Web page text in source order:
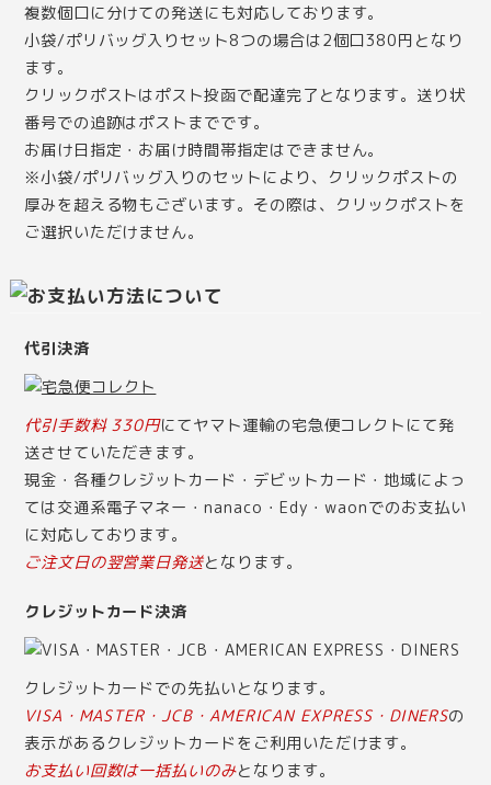
複数個口に分けての発送にも対応しております。
小袋/ポリバッグ入りセット8つの場合は2個口380円となり
ます。
クリックポストはポスト投函で配達完了となります。送り状
番号での追跡はポストまでです。
お届け日指定・お届け時間帯指定はできません。
※小袋/ポリバッグ入りのセットにより、クリックポストの
厚みを超える物もございます。その際は、クリックポストを
ご選択いただけません。
代引決済
代引手数料 330円にてヤマト運輸の宅急便コレクトにて発
送させていただきます。
現金・各種クレジットカード・デビットカード・地域によっ
ては交通系電子マネー・nanaco・Edy・waonでのお支払い
に対応しております。
ご注文日の翌営業日発送となります。
クレジットカード決済
クレジットカードでの先払いとなります。
VISA・MASTER・JCB・AMERICAN EXPRESS・DINERSの
表示があるクレジットカードをご利用いただけます。
お支払い回数は一括払いのみとなります。